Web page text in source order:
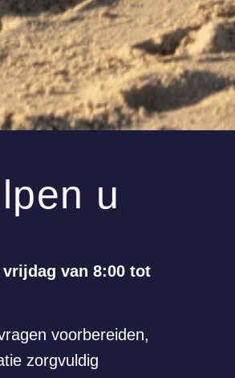
u
van 8:00 tot
voorbereiden,
zorgvuldig